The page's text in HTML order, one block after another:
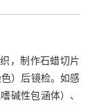
，制作石蜡切片
）后镜检。如感
碱性包涵体）、